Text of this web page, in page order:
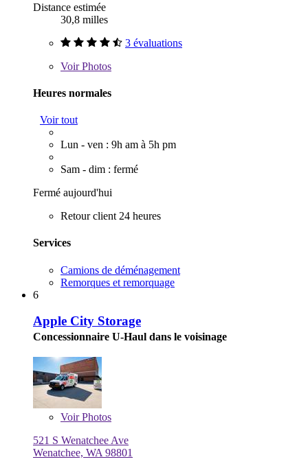
Distance estimée
30,8 milles
3 évaluations
VoirPhotos
Heures normales
Voir tout
Lun - ven : 9h am à 5h pm
Sam - dim : fermé
Fermé aujourd'hui
Retour client 24 heures
Services
Camions de déménagement
Remorques et remorquage
6
Apple City Storage
Concessionnaire U-Haul dans le voisinage
VoirPhotos
521 S Wenatchee Ave
Wenatchee, WA 98801